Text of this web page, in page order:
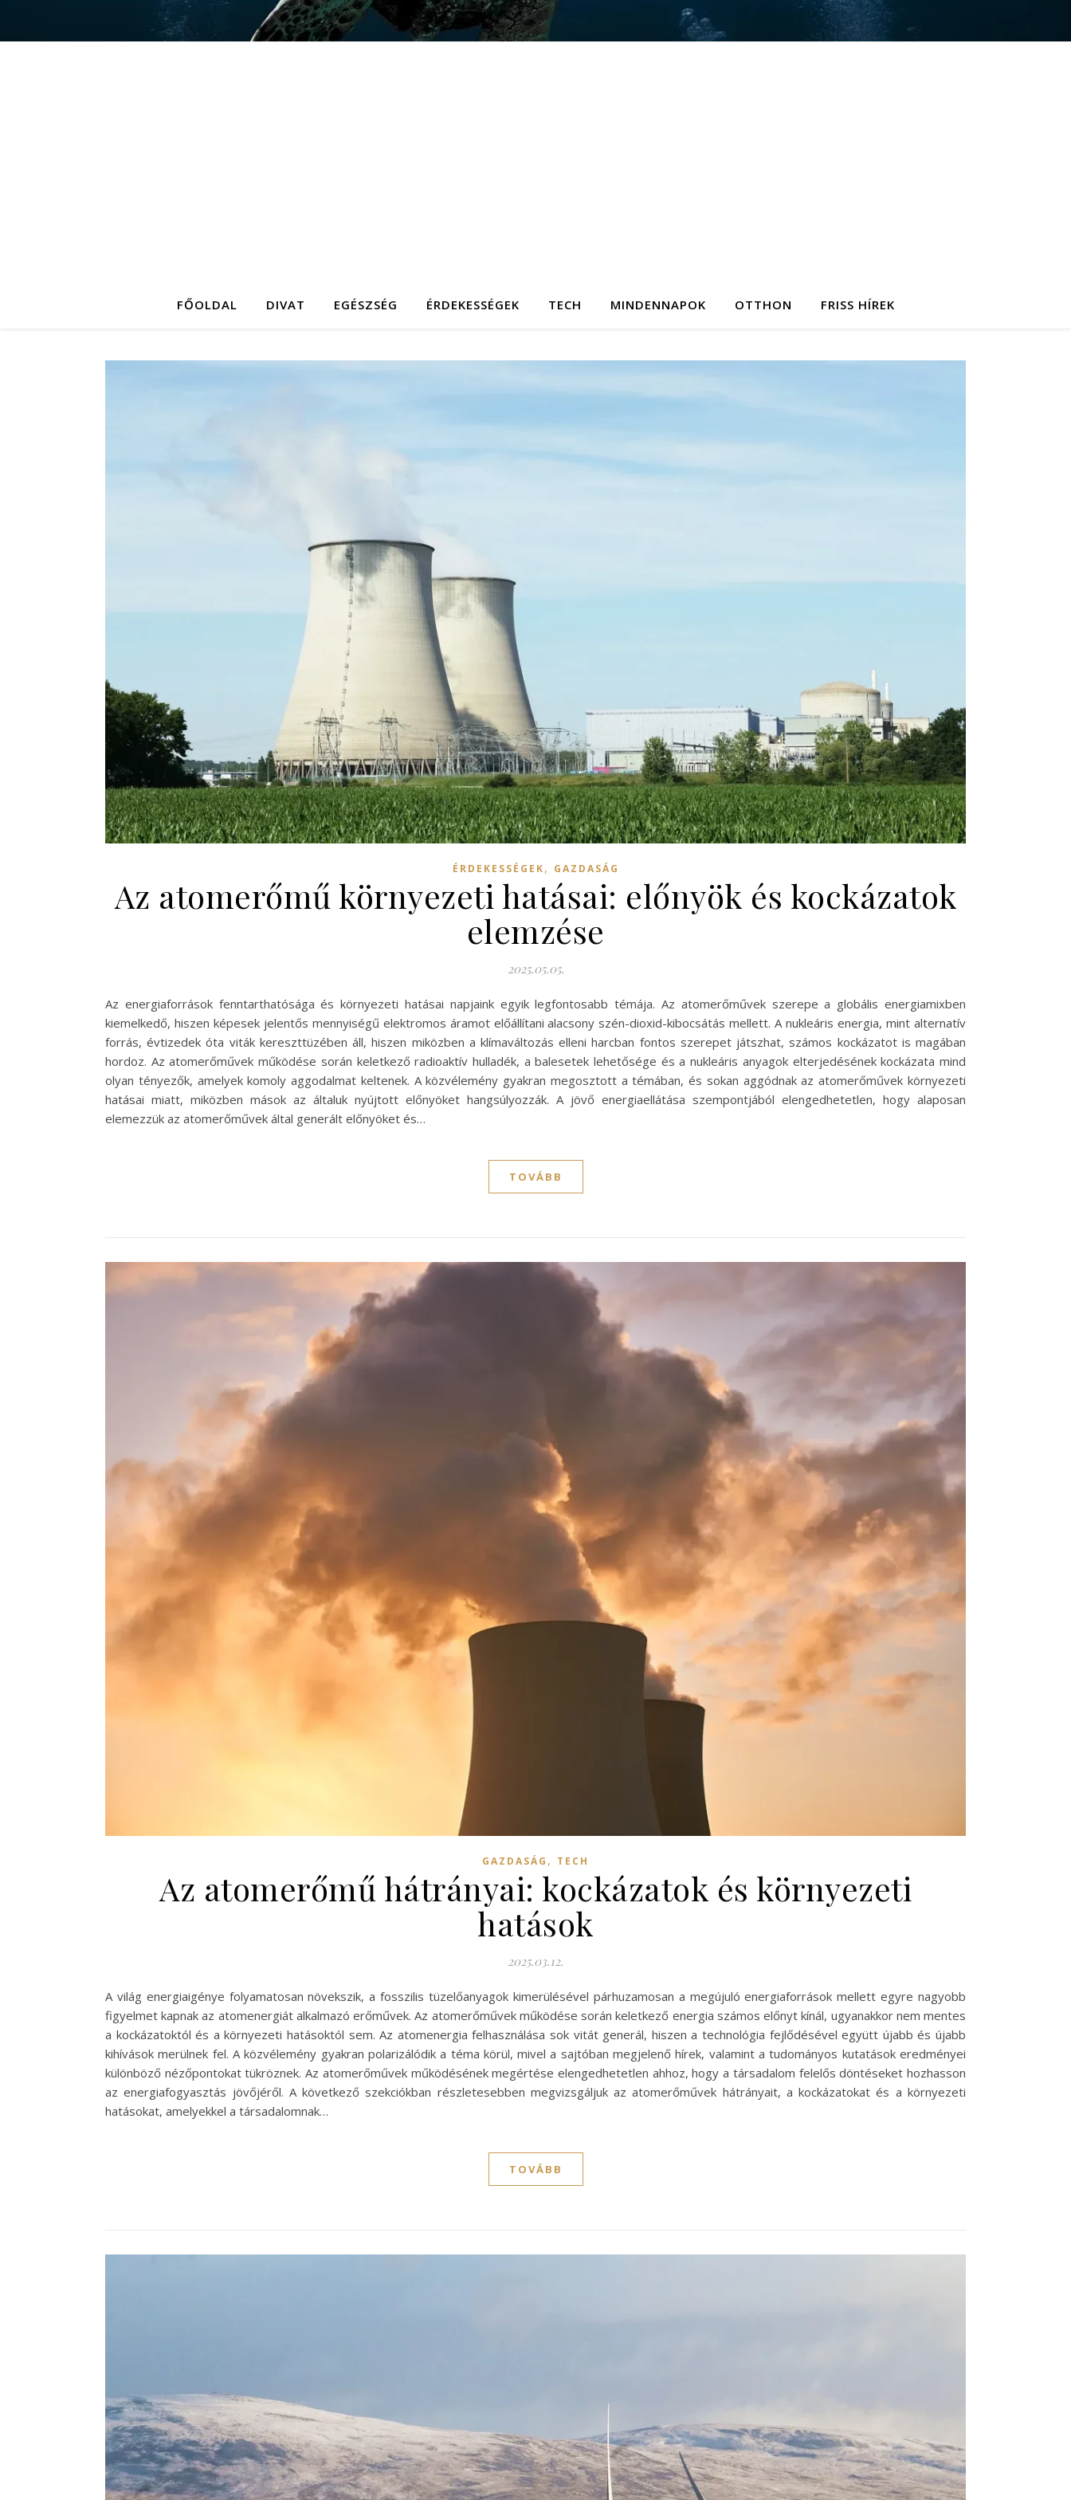
FŐOLDAL DIVAT EGÉSZSÉG ÉRDEKESSÉGEK TECH MINDENNAPOK OTTHON FRISS HÍREK
ÉRDEKESSÉGEK, GAZDASÁG
Az atomerőmű környezeti hatásai: előnyök és kockázatok
elemzése
2025.05.05.
Az energiaforrások fenntarthatósága és környezeti hatásai napjaink egyik legfontosabb témája. Az atomerőművek szerepe a globális energiamixben
kiemelkedő, hiszen képesek jelentős mennyiségű elektromos áramot előállítani alacsony szén-dioxid-kibocsátás mellett. A nukleáris energia, mint alternatív
forrás, évtizedek óta viták kereszttüzében áll, hiszen miközben a klímaváltozás elleni harcban fontos szerepet játszhat, számos kockázatot is magában
hordoz. Az atomerőművek működése során keletkező radioaktív hulladék, a balesetek lehetősége és a nukleáris anyagok elterjedésének kockázata mind
olyan tényezők, amelyek komoly aggodalmat keltenek. A közvélemény gyakran megosztott a témában, és sokan aggódnak az atomerőművek környezeti
hatásai miatt, miközben mások az általuk nyújtott előnyöket hangsúlyozzák. A jövő energiaellátása szempontjából elengedhetetlen, hogy alaposan
elemezzük az atomerőművek által generált előnyöket és…
TOVÁBB
GAZDASÁG , TECH
Az atomerőmű hátrányai: kockázatok és környezeti
hatások
2025.03.12.
A világ energiaigénye folyamatosan növekszik, a fosszilis tüzelőanyagok kimerülésével párhuzamosan a megújuló energiaforrások mellett egyre nagyobb
figyelmet kapnak az atomenergiát alkalmazó erőművek. Az atomerőművek működése során keletkező energia számos előnyt kínál, ugyanakkor nem mentes
a kockázatoktól és a környezeti hatásoktól sem. Az atomenergia felhasználása sok vitát generál, hiszen a technológia fejlődésével együtt újabb és újabb
kihívások merülnek fel. A közvélemény gyakran polarizálódik a téma körül, mivel a sajtóban megjelenő hírek, valamint a tudományos kutatások eredményei
különböző nézőpontokat tükröznek. Az atomerőművek működésének megértése elengedhetetlen ahhoz, hogy a társadalom felelős döntéseket hozhasson
az energiafogyasztás jövőjéről. A következő szekciókban részletesebben megvizsgáljuk az atomerőművek hátrányait, a kockázatokat és a környezeti
hatásokat, amelyekkel a társadalomnak…
TOVÁBB